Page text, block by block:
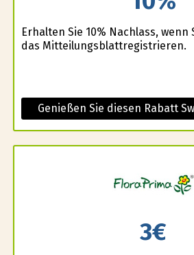
Erhalten Sie 10% Nachlass,
das Mitteilungsblattregistrieren.
Genießen Sie diesen Rabatt
3€